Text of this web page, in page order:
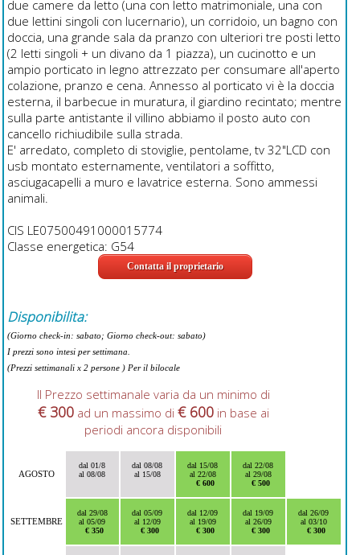
due camere da letto (una con letto matrimoniale, una con
due lettini singoli con lucernario), un corridoio, un bagno con
doccia, una grande sala da pranzo con ulteriori tre posti letto
(2 letti singoli + un divano da 1 piazza), un cucinotto e un
ampio porticato in legno attrezzato per consumare all'aperto
colazione, pranzo e cena. Annesso al porticato vi è la doccia
esterna, il barbecue in muratura, il giardino recintato; mentre
sulla parte antistante il villino abbiamo il posto auto con
cancello richiudibile sulla strada.
E' arredato, completo di stoviglie, pentolame, tv 32"LCD con
usb montato esternamente, ventilatori a soffitto,
asciugacapelli a muro e lavatrice esterna. Sono ammessi
animali.
CIS LE07500491000015774
Classe energetica: G54
Contatta il proprietario
Disponibilita:
(Giorno check-in: sabato; Giorno check-out: sabato)
I prezzi sono intesi per settimana.
(Prezzi settimanali x 2 persone ) Per il bilocale
Il Prezzo settimanale varia da un minimo di
€ 300ad un massimo di € 600in base ai
periodi ancora disponibili
AGOSTO
dal 01/8
al 08/08
dal 08/08
al 15/08
dal 15/08
al 22/08
€ 600
dal 22/08
al 29/08
€ 500
SETTEMBRE
dal 29/08
al 05/09
€ 350
dal 05/09
al 12/09
€ 300
dal 12/09
al 19/09
€ 300
dal 19/09
al 26/09
€ 300
dal 26/09
al 03/10
€ 300